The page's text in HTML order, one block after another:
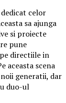
celor
sa ajunga
si proiecte
pune
directiile in
aceasta scena
generatii, dar
duo-ul